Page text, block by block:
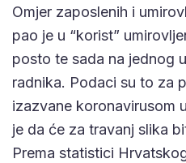
Omjer zaposlenih i
pao je u “korist”
posto te sada na jednog
radnika. Podaci su to za
izazvane koronavirusom
je da će za travanj slika
Prema statistici